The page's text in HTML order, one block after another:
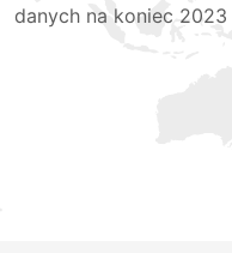
danych na koniec 2023